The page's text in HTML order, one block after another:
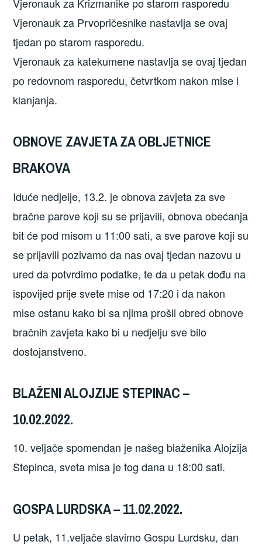
Vjeronauk za Prvopričesnike nastavlja se ovaj
tjedan po starom rasporedu.
Vjeronauk za katekumene nastavlja se ovaj tjedan
po redovnom rasporedu, četvrtkom nakon mise i
klanjanja.
OBNOVE ZAVJETA ZA OBLJETNICE
BRAKOVA
Iduće nedjelje, 13.2. je obnova zavjeta za sve
bračne parove koji su se prijavili, obnova obećanja
bit će pod misom u 11:00 sati, a sve parove koji su
se prijavili pozivamo da nas ovaj tjedan nazovu u
ured da potvrdimo podatke, te da u petak dođu na
ispovijed prije svete mise od 17:20 i da nakon
mise ostanu kako bi sa njima prošli obred obnove
bračnih zavjeta kako bi u nedjelju sve bilo
dostojanstveno.
BLAŽENI ALOJZIJE STEPINAC –
10.02.2022.
10. veljače spomendan je našeg blaženika Alojzija
Stepinca, sveta misa je tog dana u 18:00 sati.
GOSPA LURDSKA – 11.02.2022.
U petak, 11.veljače slavimo Gospu Lurdsku, dan